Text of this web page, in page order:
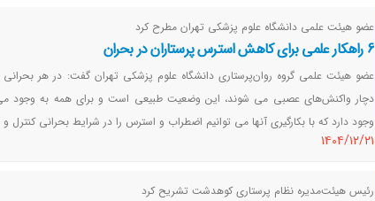
عضو هیئت علمی دانشگاه علوم پزشکی تهران مطرح کرد
6 راهکار علمی برای کاهش استرس پرستاران در بحران
عضو هیئت علمی گروه روان‌پرستاری دانشگاه علوم پزشکی تهران گفت: در هر بحرانی
دچار واکنش‌های عصبی می شوند، این وضعیت طبیعی است و برای همه به وجود می
وجود دارد که با بکارگیری آنها می توانیم اضطراب و استرس را در شرایط بحرانی کنترل
١٤٠٤/١٢/٢١
رئیس هیئت‌مدیره نظام پرستاری کوهدشت تشریح کرد